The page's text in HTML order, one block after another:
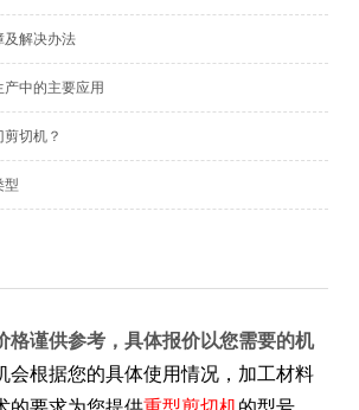
及解决办法
中的主要应用
切机？
型
格谨供参考，具体报价以您需要的机
会根据您的具体使用情况，加工材料